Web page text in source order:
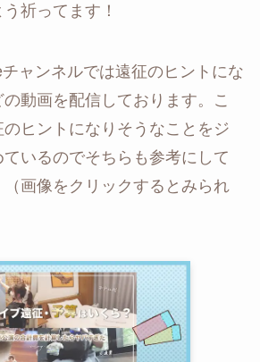
祈ってます！
ャンネルでは遠征のヒントにな
動画を配信しております。こ
ヒントになりそうなことをジ
いるのでそちらも参考にして
画像をクリックするとみられ